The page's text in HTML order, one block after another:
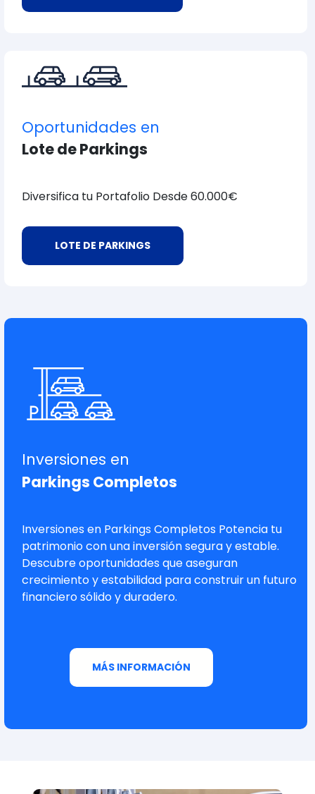
Oportunidades en
Lote de Parkings
Diversifica tu Portafolio Desde 60.000€
LOTE DE PARKINGS
Inversiones en
Parkings Completos
Inversiones en Parkings Completos Potencia tu
patrimonio con una inversión segura y estable.
Descubre oportunidades que aseguran
crecimiento y estabilidad para construir un futuro
financiero sólido y duradero.
MÁS INFORMACIÓN